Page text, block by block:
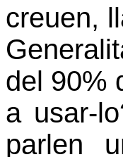
creuen,
del 90%
a usar-
parlen